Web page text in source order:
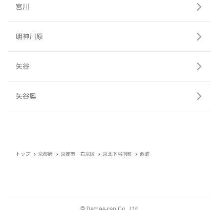
宮川
明神川原
矢谷
矢谷奥
トップ 京都府 京都市 右京区 京北下弓削町 西浦